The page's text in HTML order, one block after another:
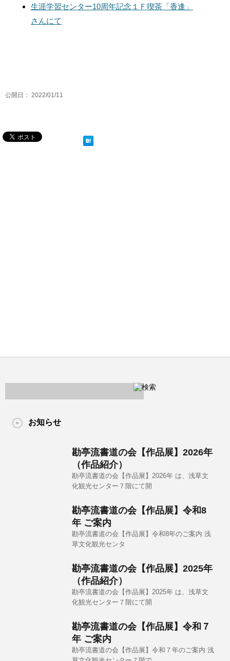
生涯学習センター10周年記念１Ｆ喫茶「香逢」
さんにて
公開日： 2022/01/11
お知らせ
勘亭流書道の会【作品展】2026年
（作品紹介）
勘亭流書道の会【作品展】2026年 は、浅草文
化観光センター７階にて開
勘亭流書道の会【作品展】令和8
年 ご案内
勘亭流書道の会【作品展】令和8年のご案内 浅
草文化観光センタ
勘亭流書道の会【作品展】2025年
（作品紹介）
勘亭流書道の会【作品展】2025年 は、浅草文
化観光センター７階にて開
勘亭流書道の会【作品展】令和７
年 ご案内
勘亭流書道の会【作品展】令和７年のご案内 浅